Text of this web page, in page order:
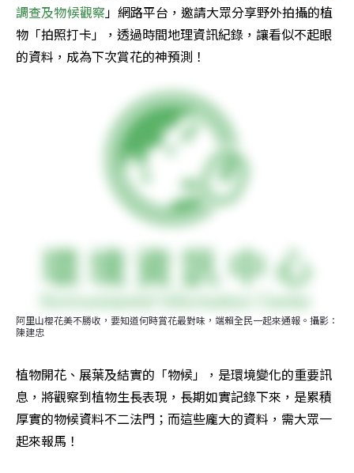
調查及物候觀察」網路平台，邀請大眾分享野外拍攝的植
物「拍照打卡」，透過時間地理資訊紀錄，讓看似不起眼
的資料，成為下次賞花的神預測！
阿里山櫻花美不勝收，要知道何時賞花最對味，端賴全民一起來通報。攝影：
陳建忠
植物開花、展葉及結實的「物候」，是環境變化的重要訊
息，將觀察到植物生長表現，長期如實記錄下來，是累積
厚實的物候資料不二法門；而這些龐大的資料，需大眾一
起來報馬！